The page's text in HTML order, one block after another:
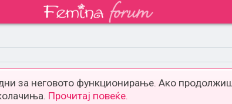
за неговото функционирање. Ако
Прочитај повеќе.